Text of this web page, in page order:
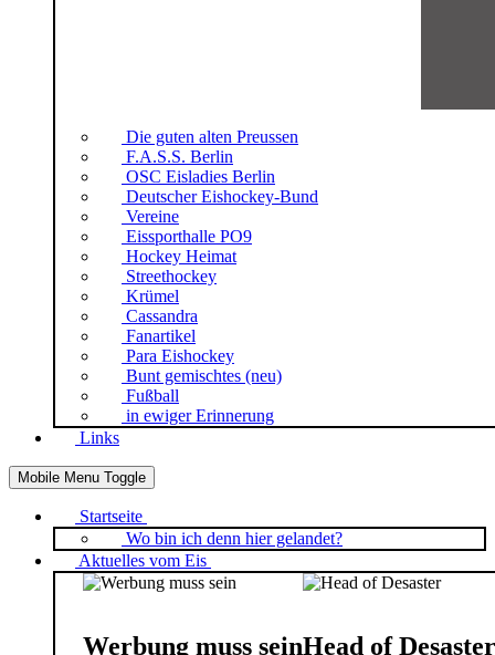
Die guten alten Preussen
F.A.S.S. Berlin
OSC Eisladies Berlin
Deutscher Eishockey-Bund
Vereine
Eissporthalle PO9
Hockey Heimat
Streethockey
Krümel
Cassandra
Fanartikel
Para Eishockey
Bunt gemischtes (neu)
Fußball
in ewiger Erinnerung
Links
Mobile Menu Toggle
Startseite
Wo bin ich denn hier gelandet?
Aktuelles vom Eis
Werbung muss seinHead of Desaster